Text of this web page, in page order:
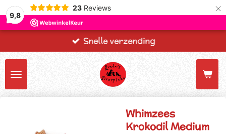
9,8
23 Reviews ×
Snelle verzending
Whimzees
Krokodil Medium